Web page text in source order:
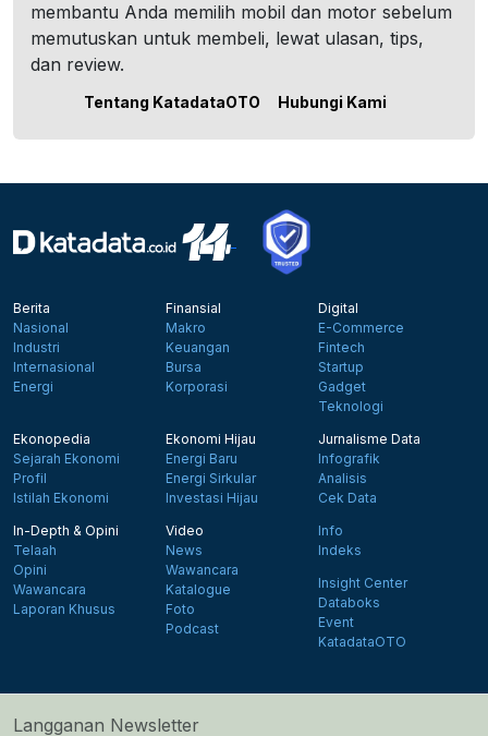
membantu Anda memilih mobil dan motor sebelum
memutuskan untuk membeli, lewat ulasan, tips,
dan review.
Tentang KatadataOTO Hubungi Kami
Berita
Nasional
Industri
Internasional
Energi
Finansial
Makro
Keuangan
Bursa
Korporasi
Digital
E-Commerce
Fintech
Startup
Gadget
Teknologi
Ekonopedia
Sejarah Ekonomi
Profil
Istilah Ekonomi
Ekonomi Hijau
Energi Baru
Energi Sirkular
Investasi Hijau
Jurnalisme Data
Infografik
Analisis
Cek Data
In-Depth & Opini
Telaah
Opini
Wawancara
Laporan Khusus
Video
News
Wawancara
Katalogue
Foto
Podcast
Info
Indeks
Insight Center
Databoks
Event
KatadataOTO
Langganan Newsletter